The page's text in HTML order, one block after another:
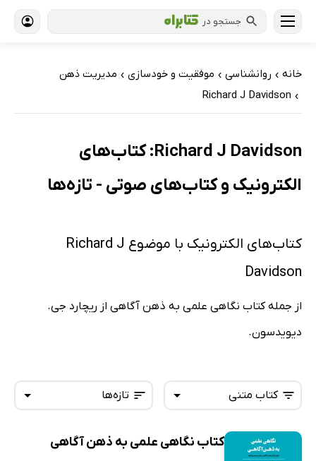
جستجو در
خانه › روانشناسی › موفقیت و خودسازی › مدیریت ذهن
›
Richard J Davidson
Richard J Davidson: کتاب‌های
الکترونیک و کتاب‌های صوتی - تازه‌ها
کتاب‌های الکترونیک با موضوع Richard J
Davidson
از جمله کتاب نگاهی علمی به ذهن آگاهی از ریچارد جی.
دیویدسون.
تازه‌ها
تازه‌ها
کتاب متنی
همه کتاب‌ها
کتاب نگاهی علمی به ذهن آگاهی